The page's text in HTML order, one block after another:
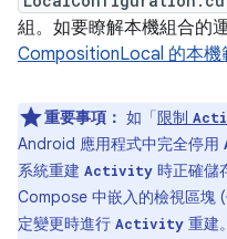
組。如要瞭解本機組合的
CompositionLocal 的本機
重要事項： 如「限制
Android 應用程式中完全停用
系統重建 Activity 時正確儲
Compose 中嵌入的檢視區塊
定變更時進行 Activity 重建